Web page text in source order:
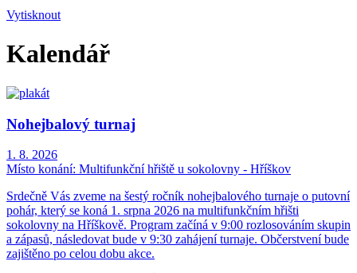
Vytisknout
Kalendář
Nohejbalový turnaj
1. 8. 2026
Místo konání: Multifunkční hřiště u sokolovny - Hříškov
Srdečně Vás zveme na šestý ročník nohejbalového turnaje o putovní
pohár, který se koná 1. srpna 2026 na multifunkčním hřišti
sokolovny na Hříškově. Program začíná v 9:00 rozlosováním skupin
a zápasů, následovat bude v 9:30 zahájení turnaje. Občerstvení bude
zajištěno po celou dobu akce.